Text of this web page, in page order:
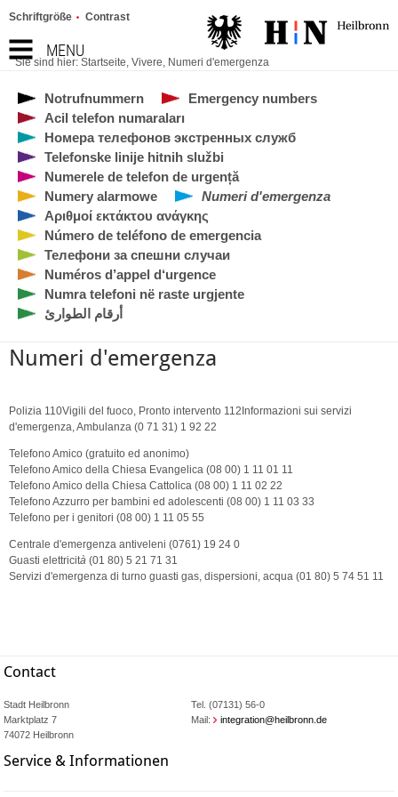
MENU
Schriftgröße Contrast
Sie sind hier: Startseite, Vivere, Numeri d'emergenza
Notrufnummern
Emergency numbers
Acil telefon numaraları
Номера телефонов экстренных служб
Telefonske linije hitnih službi
Numerele de telefon de urgență
Numery alarmowe
Numeri d'emergenza
Αριθμοί εκτάκτου ανάγκης
Número de teléfono de emergencia
Телефони за спешни случаи
Numéros d’appel d‘urgence
Numra telefoni në raste urgjente
أرقام الطوارئ
Numeri d'emergenza
Polizia 110Vigili del fuoco, Pronto intervento 112Informazioni sui servizi
d'emergenza, Ambulanza (0 71 31) 1 92 22
Telefono Amico (gratuito ed anonimo)
Telefono Amico della Chiesa Evangelica (08 00) 1 11 01 11
Telefono Amico della Chiesa Cattolica (08 00) 1 11 02 22
Telefono Azzurro per bambini ed adolescenti (08 00) 1 11 03 33
Telefono per i genitori (08 00) 1 11 05 55
Centrale d'emergenza antiveleni (0761) 19 24 0
Guasti elettricità (01 80) 5 21 71 31
Servizi d'emergenza di turno guasti gas, dispersioni, acqua (01 80) 5 74 51 11
Contact
Stadt Heilbronn
Marktplatz 7
74072 Heilbronn
Tel. (07131) 56-0
Mail:
integration@heilbronn.de
Service & Informationen